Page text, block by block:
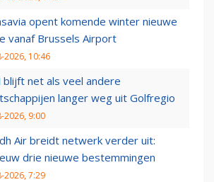
opent komende winter nieuwe
vanaf Brussels Airport
2026, 10:46
blijft net als veel andere
langer weg uit Golfregio
2026, 9:00
Air breidt netwerk verder uit:
drie nieuwe bestemmingen
2026, 7:29